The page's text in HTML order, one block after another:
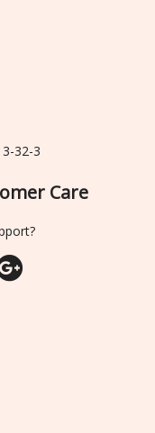
32-3
Care